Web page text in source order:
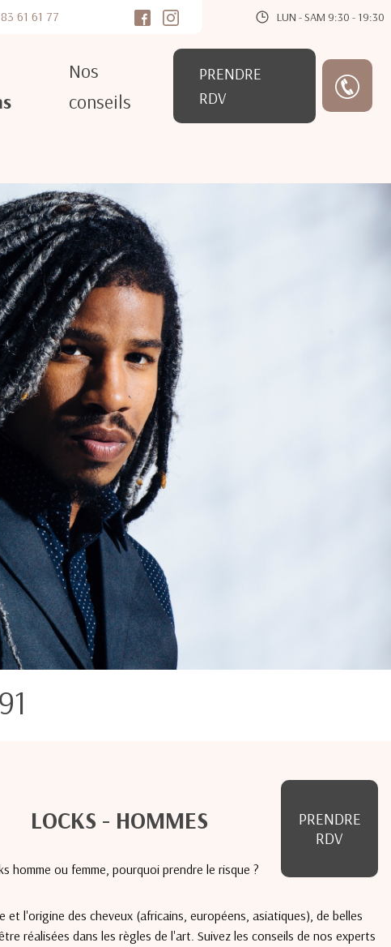
61 61 77 LUN - SAM 9:30 - 19:30
Nos
conseils
PRENDRE
RDV
LOCKS - HOMMES
homme ou femme, pourquoi prendre le risque ?
et l'origine des cheveux (africains, européens, asiatiques), de belles
réalisées dans les règles de l'art. Suivez les conseils de nos experts
PRENDRE
RDV